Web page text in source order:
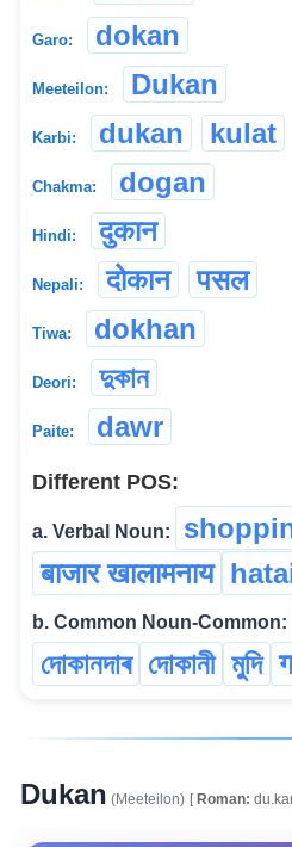
Garo: dokan
Meeteilon: Dukan
Karbi: dukan kulat
Chakma: dogan
Hindi: दुकान
Nepali: दोकान पसल
Tiwa: dokhan
Deori: দুকান
Paite: dawr
Different POS:
a. Verbal Noun:
बाजार खालामनाय
b. Common Noun-Common:
দোকানদাৰ দোকানী মুদি
Dukan (Meeteilon) [Roman: